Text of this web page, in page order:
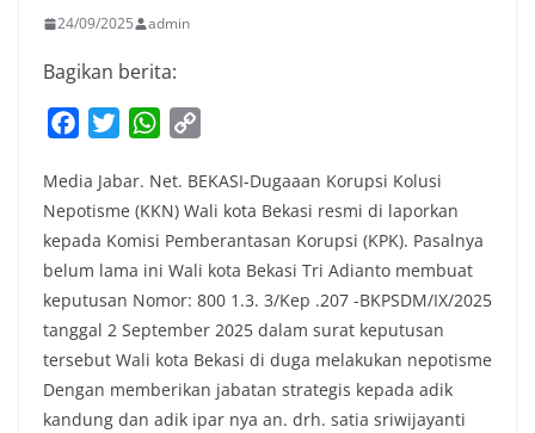
24/09/2025 admin
Bagikan berita:
c
e
b
o
o
k
i
t
t
e
r
W
a
t
s
A
p
p
p
y
L
i
n
k
Media Jabar. Net. BEKASI-Dugaaan Korupsi Kolusi
Nepotisme (KKN) Wali kota Bekasi resmi di laporkan
kepada Komisi Pemberantasan Korupsi (KPK). Pasalnya
belum lama ini Wali kota Bekasi Tri Adianto membuat
keputusan Nomor: 800 1.3. 3/Kep .207 -BKPSDM/IX/2025
tanggal 2 September 2025 dalam surat keputusan
tersebut Wali kota Bekasi di duga melakukan nepotisme
Dengan memberikan jabatan strategis kepada adik
kandung dan adik ipar nya an. drh. satia sriwijayanti